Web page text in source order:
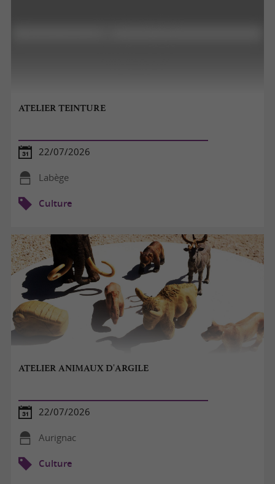
ATELIER TEINTURE
22/07/2026
Labège
Culture
ATELIER ANIMAUX D'ARGILE
22/07/2026
Aurignac
Culture